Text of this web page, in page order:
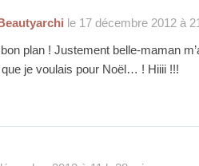
le 17 décembre 2012 à
plan ! Justement belle-maman
je voulais pour Noël… ! Hiiii !!!